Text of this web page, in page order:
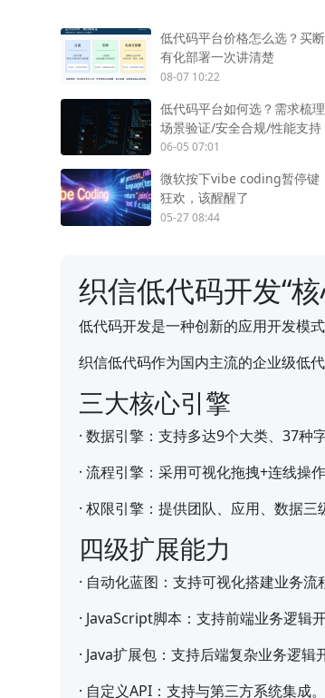
低代码平台价格怎么选？买
有化部署一次讲清楚
08-07 10:22
低代码平台如何选？需求梳
场景验证/安全合规/性能支持
不行
06-05 07:01
微软按下vibe coding暂停键
狂欢，该醒醒了
05-27 08:44
织信低代码开发“
低代码开发是一种创新的应用开发模
织信低代码作为国内主流的企业级低
三大核心引擎
·数据引擎：支持多达9个大类、37种
·流程引擎：采用可视化拖拽+连线操
·权限引擎：提供团队、应用、数据三
四级扩展能力
· 自动化蓝图：支持可视化搭建业务流
· JavaScript脚本：支持前端业务逻辑开
· Java扩展包：支持后端复杂业务逻辑
· 自定义API：支持与第三方系统集成。